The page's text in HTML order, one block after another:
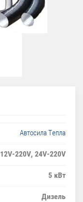
Автосила Тепла
12V-220V, 24V-220V
5 кВт
Дизель